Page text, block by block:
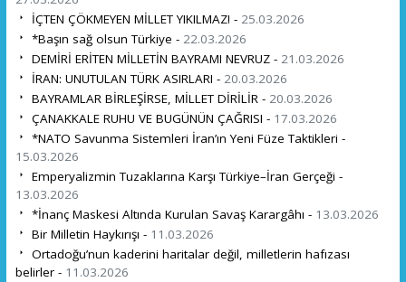
İÇTEN ÇÖKMEYEN MİLLET YIKILMAZ! - 25.03.2026
*Başın sağ olsun Türkiye - 22.03.2026
DEMİRİ ERİTEN MİLLETİN BAYRAMI NEVRUZ - 21.03.2026
İRAN: UNUTULAN TÜRK ASIRLARI - 20.03.2026
BAYRAMLAR BİRLEŞİRSE, MİLLET DİRİLİR - 20.03.2026
ÇANAKKALE RUHU VE BUGÜNÜN ÇAĞRISI - 17.03.2026
*NATO Savunma Sistemleri İran’ın Yeni Füze Taktikleri -
15.03.2026
Emperyalizmin Tuzaklarına Karşı Türkiye–İran Gerçeği -
13.03.2026
*İnanç Maskesi Altında Kurulan Savaş Karargâhı - 13.03.2026
Bir Milletin Haykırışı - 11.03.2026
Ortadoğu’nun kaderini haritalar değil, milletlerin hafızası
belirler - 11.03.2026